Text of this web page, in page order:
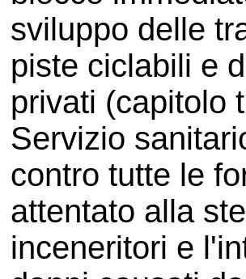
sviluppo delle
piste ciclabili e
privati (capitolo
Servizio
contro tutte le
attentato alla
inceneritori e